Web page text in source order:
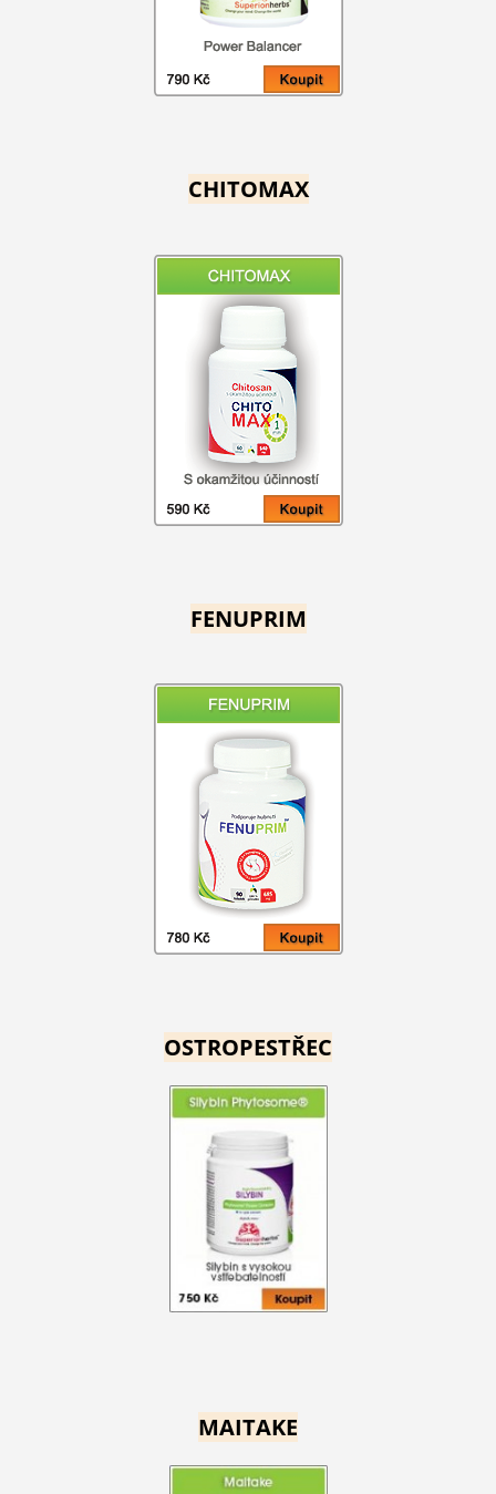
CHITOMAX
FENUPRIM
OSTROPESTŘEC
MAITAKE